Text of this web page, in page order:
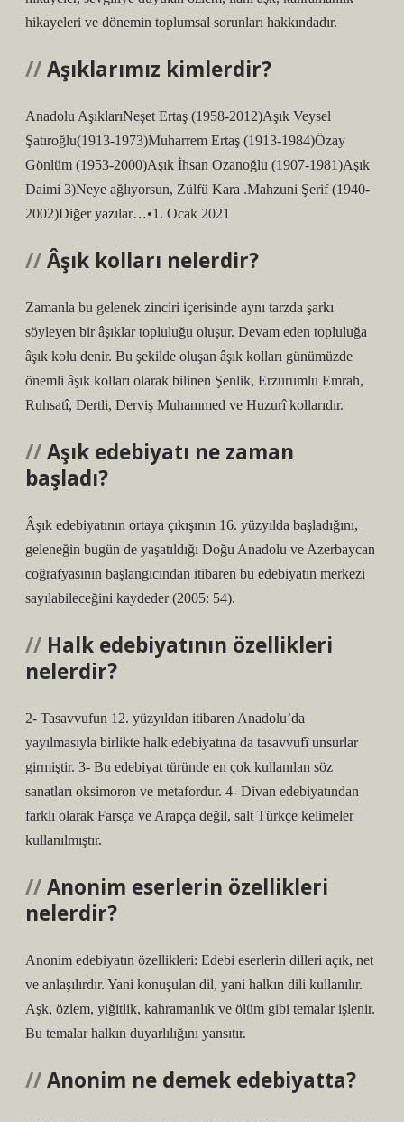
hikayeleri ve dönemin toplumsal sorunları hakkındadır.
Aşıklarımız kimlerdir?
Anadolu AşıklarıNeşet Ertaş (1958-2012)Aşık Veysel
Şatıroğlu(1913-1973)Muharrem Ertaş (1913-1984)Özay
Gönlüm (1953-2000)Aşık İhsan Ozanoğlu (1907-1981)Aşık
Daimi 3)Neye ağlıyorsun, Zülfü Kara .Mahzuni Şerif (1940-
2002)Diğer yazılar…•1. Ocak 2021
Âşık kolları nelerdir?
Zamanla bu gelenek zinciri içerisinde aynı tarzda şarkı
söyleyen bir âşıklar topluluğu oluşur. Devam eden topluluğa
âşık kolu denir. Bu şekilde oluşan âşık kolları günümüzde
önemli âşık kolları olarak bilinen Şenlik, Erzurumlu Emrah,
Ruhsatî, Dertli, Derviş Muhammed ve Huzurî kollarıdır.
Aşık edebiyatı ne zaman
başladı?
Âşık edebiyatının ortaya çıkışının 16. yüzyılda başladığını,
geleneğin bugün de yaşatıldığı Doğu Anadolu ve Azerbaycan
coğrafyasının başlangıcından itibaren bu edebiyatın merkezi
sayılabileceğini kaydeder (2005: 54).
Halk edebiyatının özellikleri
nelerdir?
2- Tasavvufun 12. yüzyıldan itibaren Anadolu’da
yayılmasıyla birlikte halk edebiyatına da tasavvufî unsurlar
girmiştir. 3- Bu edebiyat türünde en çok kullanılan söz
sanatları oksimoron ve metafordur. 4- Divan edebiyatından
farklı olarak Farsça ve Arapça değil, salt Türkçe kelimeler
kullanılmıştır.
Anonim eserlerin özellikleri
nelerdir?
Anonim edebiyatın özellikleri: Edebi eserlerin dilleri açık, net
ve anlaşılırdır. Yani konuşulan dil, yani halkın dili kullanılır.
Aşk, özlem, yiğitlik, kahramanlık ve ölüm gibi temalar işlenir.
Bu temalar halkın duyarlılığını yansıtır.
Anonim ne demek edebiyatta?